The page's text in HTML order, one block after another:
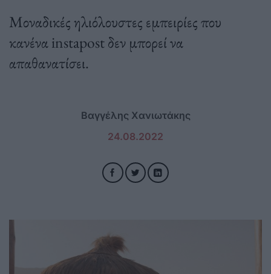
Μοναδικές ηλιόλουστες εμπειρίες που
κανένα instapost δεν μπορεί να
απαθανατίσει.
Βαγγέλης Χανιωτάκης
24.08.2022